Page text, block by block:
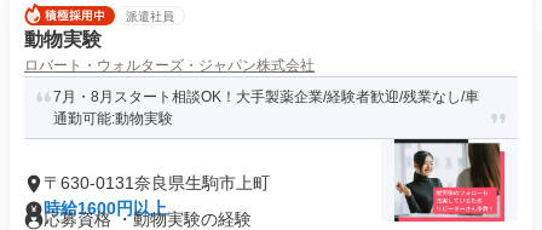
派遣社員
動物実験
ロバート・ウォルターズ・ジャパン株式会社
7月・8月スタート相談OK！大手製薬企業/経験者歓迎/残業なし/車
通勤可能:動物実験
〒630-0131奈良県生駒市上町
時給1600円以上
応募資格 ・動物実験の経験